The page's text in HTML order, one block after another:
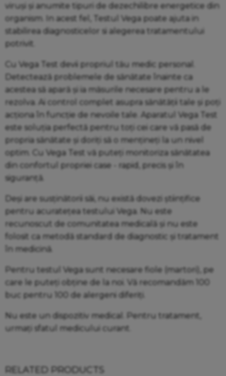
viruși și anumite tipuri de dezechilibre energetice din
organism. In acest fel, Testul Vega poate ajuta in
stabilirea diagnosticelor si alegerea tratamentului
potrivit.
Cu Vega Test devii propriul tău medic personal.
Detectează problemele de sănătate înainte ca
acestea să apară și ia măsurile necesare pentru a le
rezolva. Ai control complet asupra sănătății tale și poți
acționa în funcție de nevoile tale. Aparatul Vega Test
este soluția perfectă pentru toți cei care vă pasă de
propria sănătate și doriți să o mențineți la un nivel
optim. Cu Vega Test vă puteți monitoriza sănătatea
din confortul propriei case - rapid, precis și în
siguranță.
Deși are susținătorii săi, nu există dovezi științifice
pentru acuratețea testului Vega. Nu este
recunoscut de comunitatea medicală și nu este
folosit ca metodă standard de diagnostic și tratament
în medicină.
Pentru testul Vega sunt necesare fiole (martori), pe
care le puteți obține de la noi. Vă recomandăm 100
buc pentru 100 de alergeni diferiți.
Nu este un dispozitiv medical. Pentru tratament,
urmați sfatul medicului curant.
RELATED PRODUCTS